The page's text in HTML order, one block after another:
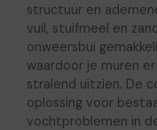
structuur en
vuil, stuifmeel en
onweersbui
waardoor je muren
stralend uitzien. De
oplossing voor
vochtproblemen in